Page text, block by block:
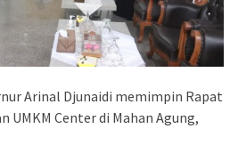
Arinal Djunaidi memimpin Rapat
UMKM Center di Mahan Agung,